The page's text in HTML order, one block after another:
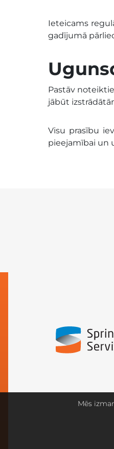
Ieteicams
gadījumā
Pastāv noteiktie
jābūt
Visu prasību
pieejamībai un
Mēs